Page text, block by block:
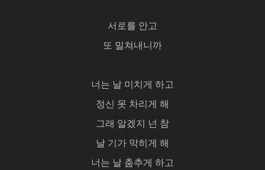
서로를 안고
또 밀쳐내니까
너는 날 미치게 하고
정신 못 차리게 해
그래 알겠지 넌 참
날 기가 막히게 해
너는 날 춤추게 하고